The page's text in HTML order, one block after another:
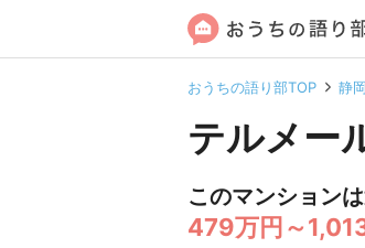
おうちの語り部TOP 静
テルメー
このマンション
479万円～